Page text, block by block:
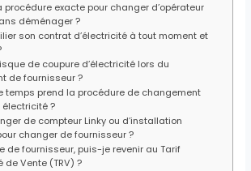
procédure exacte pour changer d’opérateur
déménager ?
son contrat d’électricité à tout moment et
de coupure d’électricité lors du
de fournisseur ?
temps prend la procédure de changement
électricité ?
de compteur Linky ou d’installation
changer de fournisseur ?
de fournisseur, puis-je revenir au Tarif
de Vente (TRV) ?